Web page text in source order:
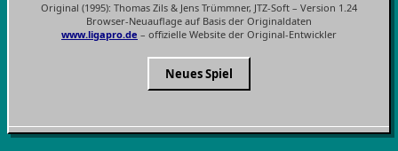
Original (1995): Thomas Zils & Jens Trümmner, JTZ-Soft – Version 1.24
Browser-Neuauflage auf Basis der Originaldaten
www.ligapro.de – offizielle Website der Original-Entwickler
Neues Spiel